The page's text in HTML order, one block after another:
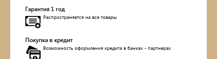
Комоды, тумбы
Столы
Мебель с искусственным старением
Гарантия 1 год
Распространяется на все товары
Покупка в кредит
Возможность оформления кредита в банках - партнерах